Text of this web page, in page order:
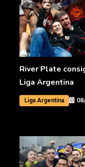
River Plate
Liga Argentina
Liga Argentina